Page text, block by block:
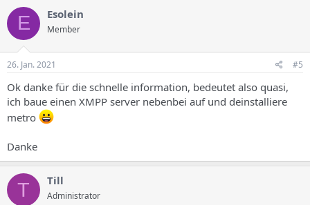
k
t
i
o
n
e
:
E Esolein
Member
26. Jan. 2021 #5
Ok danke für die schnelle information, bedeutet also quasi,
ich baue einen XMPP server nebenbei auf und deinstalliere
metro
Danke
T Till
Administrator